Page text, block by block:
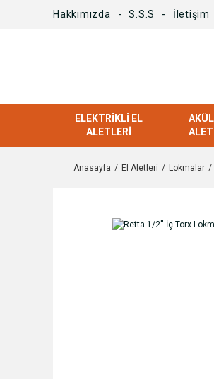
Hakkımızda S.S.S İletişim
ELEKTRIKLI EL
ALETLERI
Anasayfa El Aletleri Lokmalar